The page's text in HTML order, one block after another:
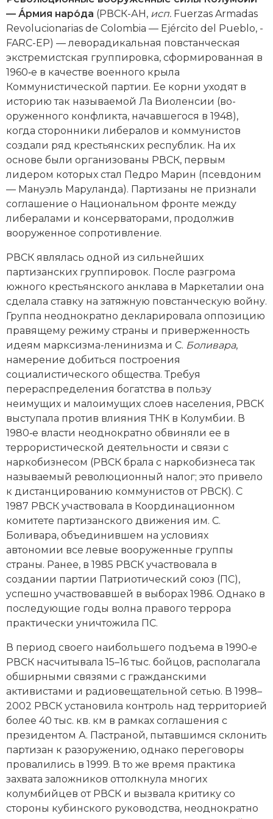
Генеалогия, геральдика
Государство и право
Европа
Империи
Историческая география и топонимика
История материальной и духовной культуры
История международных отношений
История, философия, теория и методология
исторического знания
Итория международных отношений
Латинская Америка
Новая история
Новейшая история
Нумизматика
Образование
Общественные объединения и организации
Политическая история
Революции и народные движения
Религия и церковь
Россия
Северная Америка
Социально-экономическая история
Специальные исторические дисциплины
СССР
— А́рмия наро́да (РВСК-АН, исп. Fuerzas Armadas
Revolucionarias de Colombia — Ejército del Pueblo, ­
FARC-EP) — леворадикальная повстанческая
экстремистская группировка, сформированная в
1960‑е в качестве военного крыла
Коммунистической партии. Ее корни уходят в
историю так называемой Ла Виоленсии (во­
оруженного конфликта, начавшегося в 1948),
когда сторонники либералов и коммунистов
создали ряд крестьянских республик. На их
основе были организованы РВСК, первым
лидером которых стал Педро Марин (псевдоним
— Мануэль Маруланда). Партизаны не признали
соглашение о Национальном фронте между
либералами и консерваторами, продолжив
вооруженное сопротивление.
РВСК являлась одной из сильнейших
партизанских группировок. После разгрома
южного крестьянского анклава в Маркеталии она
сделала ставку на затяжную повстанческую вой­ну.
Группа неоднократно декларировала оппозицию
правящему режиму страны и приверженность
идеям марксизма-­ленинизма и С. Боливара,
намерение добиться построения
социалистического общества. Требуя
перераспределения богатства в пользу
неимущих и малоимущих слоев населения, РВСК
выступала против влияния ТНК в Колумбии. В
1980‑е власти неоднократно обвиняли ее в
террористической деятельности и связи с
наркобизнесом (РВСК брала с нар­кобизнеса так
называемый революционный налог; это привело
к дистанцированию коммунистов от РВСК). С
1987 РВСК участвовала в Координационном
комитете партизанского движения им. С.
Боливара, объединившем на условиях
автономии все левые вооруженные группы
страны. Ранее, в 1985 РВСК участвовала в
создании партии Патриотический союз (ПС),
успешно участвовавшей в выборах 1986. Однако в
последующие годы волна правого террора
практически уничтожила ПС.
В период своего наибольшего подъема в 1990‑е
РВСК насчитывала 15–16 тыс. бойцов, располагала
обширными связями с гражданскими
активистами и радиовещательной сетью. В 1998–
2002 РВСК установила контроль над территорией
более 40 тыс. кв. км в рамках соглашения с
президентом А. Пастраной, пытавшимся склонить
партизан к разоружению, однако переговоры
провалились в 1999. В то же время практика
захвата заложников оттолкнула многих
колумбийцев от РВСК и вызвала критику со
стороны кубинского руководства, неоднократно